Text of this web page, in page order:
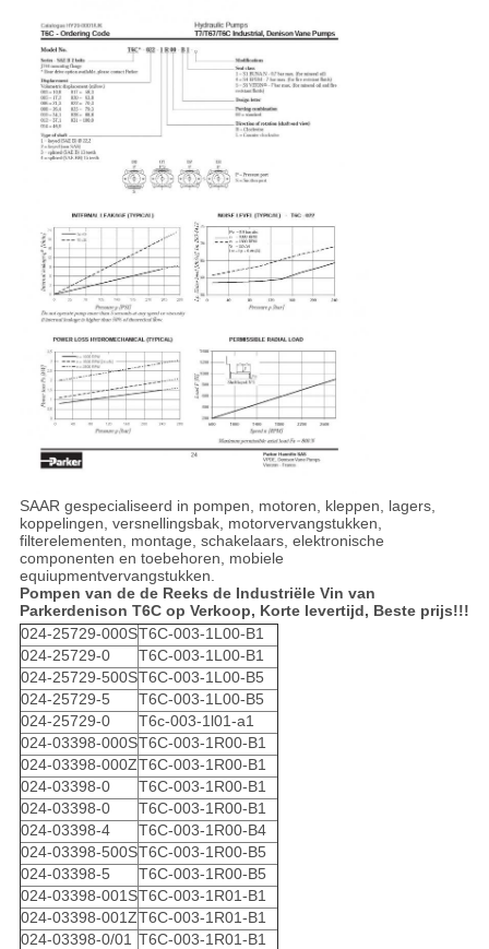
SAAR gespecialiseerd in pompen, motoren, kleppen, lagers,
koppelingen, versnellingsbak, motorvervangstukken,
filterelementen, montage, schakelaars, elektronische
componenten en toebehoren, mobiele
equiupmentvervangstukken.
Pompen van de de Reeks de Industriële Vin van
Parkerdenison T6C op Verkoop, Korte levertijd, Beste prijs!!!
024-25729-000ST6C-003-1L00-B1
024-25729-0
T6C-003-1L00-B1
024-25729-500ST6C-003-1L00-B5
024-25729-5
T6C-003-1L00-B5
024-25729-0
T6c-003-1l01-a1
024-03398-000ST6C-003-1R00-B1
024-03398-000ZT6C-003-1R00-B1
024-03398-0
T6C-003-1R00-B1
024-03398-0
T6C-003-1R00-B1
024-03398-4
T6C-003-1R00-B4
024-03398-500ST6C-003-1R00-B5
024-03398-5
T6C-003-1R00-B5
024-03398-001ST6C-003-1R01-B1
024-03398-001ZT6C-003-1R01-B1
024-03398-0/01 T6C-003-1R01-B1